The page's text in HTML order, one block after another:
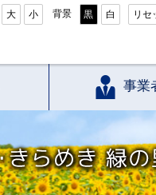
大 小 背景 黒 白 リセ
事業
星・雪・きらめき 緑の里 な